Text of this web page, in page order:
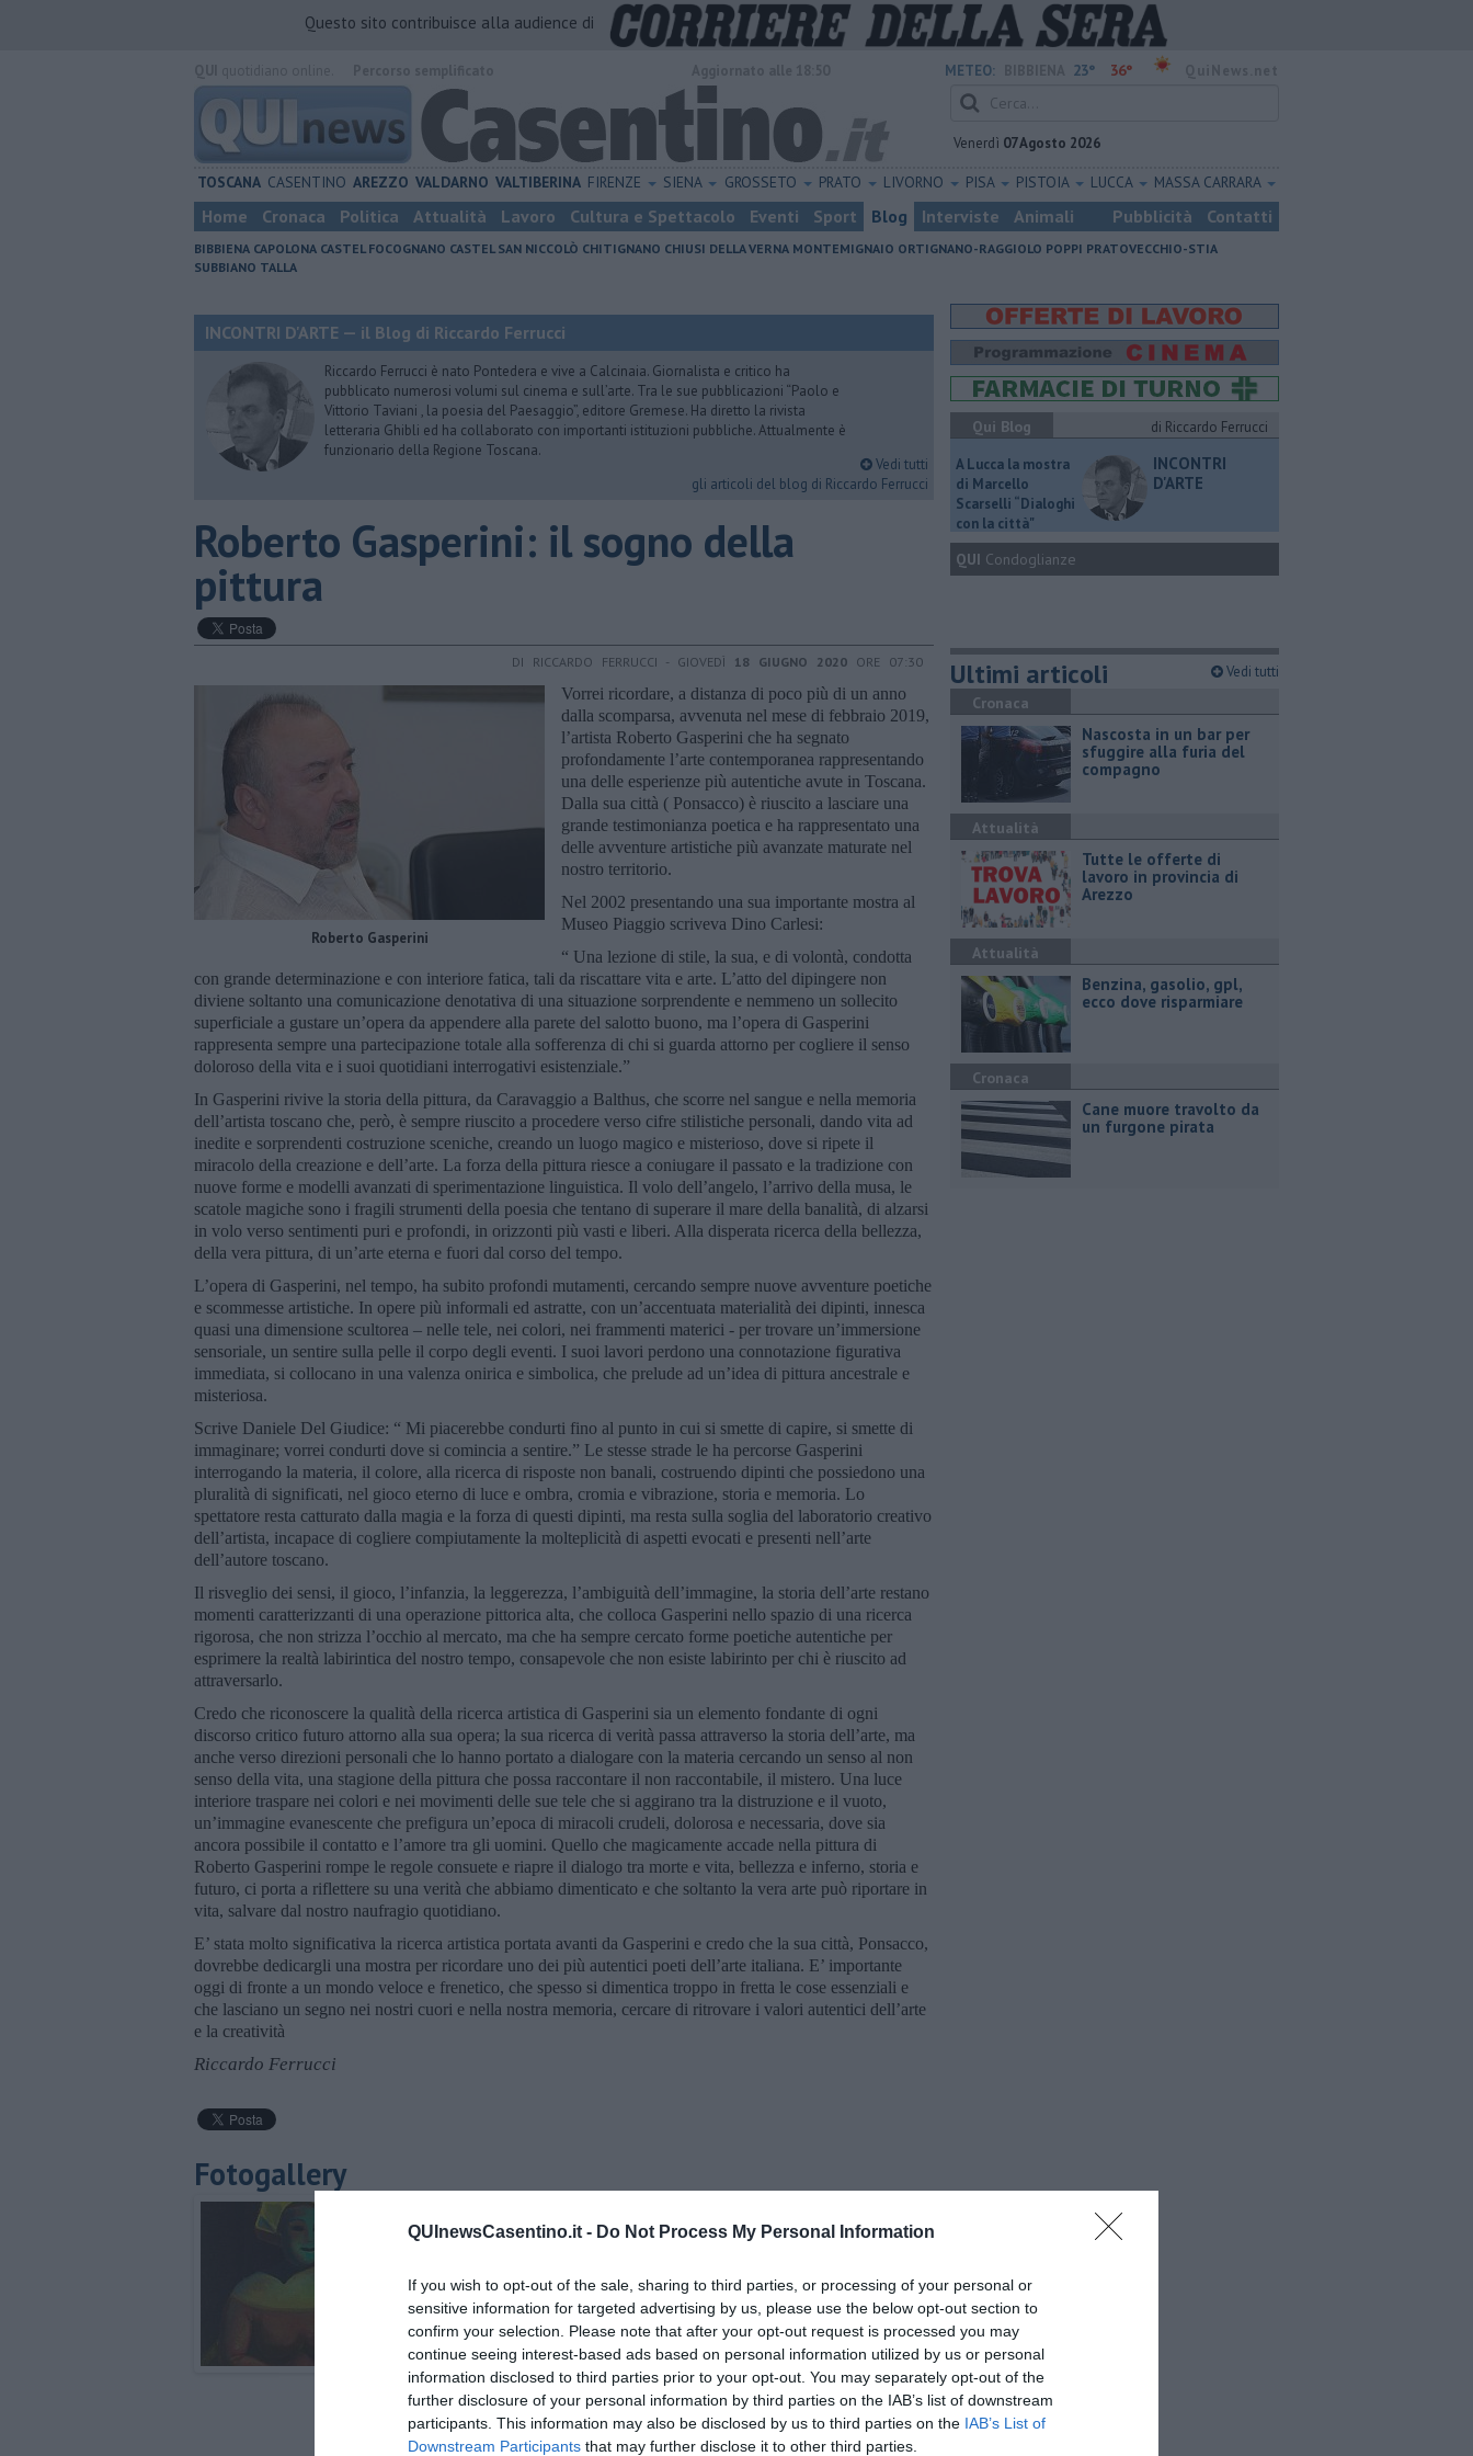
QUInewsCasentino.it - Do Not Process My Personal Information
If you wish to opt-out of the sale, sharing to third parties, or processing of your personal or
sensitive information for targeted advertising by us, please use the below opt-out section to
confirm your selection. Please note that after your opt-out request is processed you may
continue seeing interest-based ads based on personal information utilized by us or personal
information disclosed to third parties prior to your opt-out. You may separately opt-out of the
further disclosure of your personal information by third parties on the IAB’s list of downstream
participants. This information may also be disclosed by us to third parties on the IAB’s List of
Downstream Participants that may further disclose it to other third parties.
Questo sito contribuisce alla audience di
METEO: 23° 36°
Venerdì 07 Agosto 2026
TOSCANA CASENTINO AREZZO VALDARNO VALTIBERINA FIRENZE SIENA GROSSETO PRATO LIVORNO PISA PISTOIA LUCCA MASSA CARRARA
Home Cronaca Politica Attualità Lavoro Cultura e Spettacolo Eventi Sport Blog Interviste Animali Pubblicità Contatti
BIBBIENA CAPOLONA CASTEL FOCOGNANO CASTEL SAN NICCOLÒ CHITIGNANO CHIUSI DELLA VERNA MONTEMIGNAIO ORTIGNANO-RAGGIOLO POPPI PRATOVECCHIO-STIA
SUBBIANO TALLA
INCONTRI D'ARTE — il Blog di Riccardo Ferrucci
Riccardo Ferrucci è nato Pontedera e vive a Calcinaia. Giornalista e critico ha
pubblicato numerosi volumi sul cinema e sull’arte. Tra le sue pubblicazioni “Paolo e
Vittorio Taviani , la poesia del Paesaggio”, editore Gremese. Ha diretto la rivista
letteraria Ghibli ed ha collaborato con importanti istituzioni pubbliche. Attualmente è
funzionario della Regione Toscana.
Vedi tutti
gli articoli del blog di Riccardo Ferrucci
​Roberto Gasperini: il sogno della
pittura
DI RICCARDO FERRUCCI - GIOVEDÌ 18 GIUGNO 2020 ORE 07:30
Roberto Gasperini
Vorrei ricordare, a distanza di poco più di un anno
dalla scomparsa, avvenuta nel mese di febbraio 2019,
l’artista Roberto Gasperini che ha segnato
profondamente l’arte contemporanea rappresentando
una delle esperienze più autentiche avute in Toscana.
Dalla sua città ( Ponsacco) è riuscito a lasciare una
grande testimonianza poetica e ha rappresentato una
delle avventure artistiche più avanzate maturate nel
nostro territorio.
Nel 2002 presentando una sua importante mostra al
Museo Piaggio scriveva Dino Carlesi:
“ Una lezione di stile, la sua, e di volontà, condotta
con grande determinazione e con interiore fatica, tali da riscattare vita e arte. L’atto del dipingere non
diviene soltanto una comunicazione denotativa di una situazione sorprendente e nemmeno un sollecito
superficiale a gustare un’opera da appendere alla parete del salotto buono, ma l’opera di Gasperini
rappresenta sempre una partecipazione totale alla sofferenza di chi si guarda attorno per cogliere il senso
doloroso della vita e i suoi quotidiani interrogativi esistenziale.”
In Gasperini rivive la storia della pittura, da Caravaggio a Balthus, che scorre nel sangue e nella memoria
dell’artista toscano che, però, è sempre riuscito a procedere verso cifre stilistiche personali, dando vita ad
inedite e sorprendenti costruzione sceniche, creando un luogo magico e misterioso, dove si ripete il
miracolo della creazione e dell’arte. La forza della pittura riesce a coniugare il passato e la tradizione con
nuove forme e modelli avanzati di sperimentazione linguistica. Il volo dell’angelo, l’arrivo della musa, le
scatole magiche sono i fragili strumenti della poesia che tentano di superare il mare della banalità, di alzarsi
in volo verso sentimenti puri e profondi, in orizzonti più vasti e liberi. Alla disperata ricerca della bellezza,
della vera pittura, di un’arte eterna e fuori dal corso del tempo.
L’opera di Gasperini, nel tempo, ha subito profondi mutamenti, cercando sempre nuove avventure poetiche
e scommesse artistiche. In opere più informali ed astratte, con un’accentuata materialità dei dipinti, innesca
quasi una dimensione scultorea – nelle tele, nei colori, nei frammenti materici - per trovare un’immersione
sensoriale, un sentire sulla pelle il corpo degli eventi. I suoi lavori perdono una connotazione figurativa
immediata, si collocano in una valenza onirica e simbolica, che prelude ad un’idea di pittura ancestrale e
misteriosa.
Scrive Daniele Del Giudice: “ Mi piacerebbe condurti fino al punto in cui si smette di capire, si smette di
immaginare; vorrei condurti dove si comincia a sentire.” Le stesse strade le ha percorse Gasperini
interrogando la materia, il colore, alla ricerca di risposte non banali, costruendo dipinti che possiedono una
pluralità di significati, nel gioco eterno di luce e ombra, cromia e vibrazione, storia e memoria. Lo
spettatore resta catturato dalla magia e la forza di questi dipinti, ma resta sulla soglia del laboratorio creativo
dell’artista, incapace di cogliere compiutamente la molteplicità di aspetti evocati e presenti nell’arte
dell’autore toscano.
Il risveglio dei sensi, il gioco, l’infanzia, la leggerezza, l’ambiguità dell’immagine, la storia dell’arte restano
momenti caratterizzanti di una operazione pittorica alta, che colloca Gasperini nello spazio di una ricerca
rigorosa, che non strizza l’occhio al mercato, ma che ha sempre cercato forme poetiche autentiche per
esprimere la realtà labirintica del nostro tempo, consapevole che non esiste labirinto per chi è riuscito ad
attraversarlo.
Credo che riconoscere la qualità della ricerca artistica di Gasperini sia un elemento fondante di ogni
discorso critico futuro attorno alla sua opera; la sua ricerca di verità passa attraverso la storia dell’arte, ma
anche verso direzioni personali che lo hanno portato a dialogare con la materia cercando un senso al non
senso della vita, una stagione della pittura che possa raccontare il non raccontabile, il mistero. Una luce
interiore traspare nei colori e nei movimenti delle sue tele che si aggirano tra la distruzione e il vuoto,
un’immagine evanescente che prefigura un’epoca di miracoli crudeli, dolorosa e necessaria, dove sia
ancora possibile il contatto e l’amore tra gli uomini. Quello che magicamente accade nella pittura di
Roberto Gasperini rompe le regole consuete e riapre il dialogo tra morte e vita, bellezza e inferno, storia e
futuro, ci porta a riflettere su una verità che abbiamo dimenticato e che soltanto la vera arte può riportare in
vita, salvare dal nostro naufragio quotidiano.
E’ stata molto significativa la ricerca artistica portata avanti da Gasperini e credo che la sua città, Ponsacco,
dovrebbe dedicargli una mostra per ricordare uno dei più autentici poeti dell’arte italiana. E’ importante
oggi di fronte a un mondo veloce e frenetico, che spesso si dimentica troppo in fretta le cose essenziali e
che lasciano un segno nei nostri cuori e nella nostra memoria, cercare di ritrovare i valori autentici dell’arte
e la creatività
Riccardo Ferrucci
Fotogallery
Qui Blog
di Riccardo Ferrucci
A Lucca la mostra
di Marcello
Scarselli “Dialoghi
con la città"
INCONTRI
D'ARTE
QUI Condoglianze
Ultimi articoli Vedi tutti
Cronaca
Nascosta in un bar per
sfuggire alla furia del
compagno
Attualità
​Tutte le offerte di
lavoro in provincia di
Arezzo
Attualità
​Benzina, gasolio, gpl,
ecco dove risparmiare
Cronaca
Cane muore travolto da
un furgone pirata